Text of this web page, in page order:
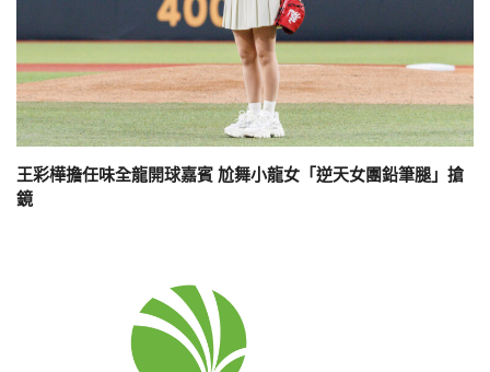
王彩樺擔任味全龍開球嘉賓 尬舞小龍女「逆天女團鉛筆腿」搶
鏡